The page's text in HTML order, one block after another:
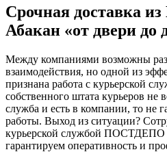
Срочная доставка из
Абакан «от двери до
Между компаниями возможны
взаимодействия, но одной из
признана работа с курьерской
собственного штата курьеров не
служба и есть в компании, то не
работы. Выход из ситуации?
курьерской службой
гарантируем оперативность и